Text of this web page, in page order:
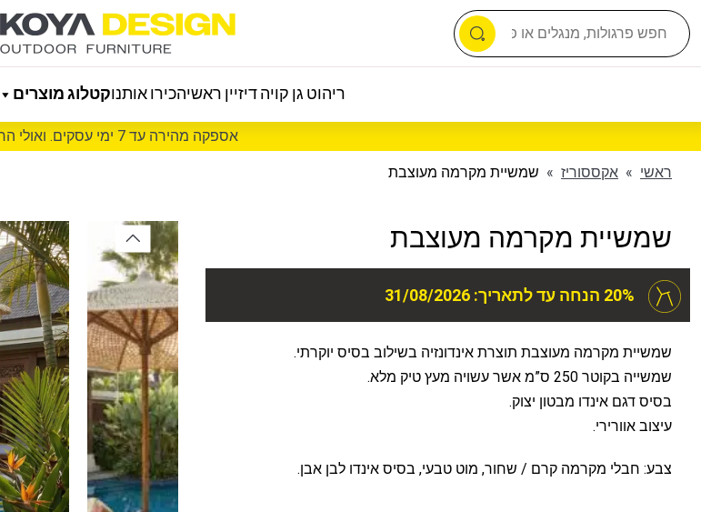
ריהוט גן קויה דיזיין ראשיהכירו אותנוקטלוג מוצרים
אספקה מהירה עד 7 ימי עסקים. ואולי הרבה לפני...
ראשי » אקססוריז » שמשיית מקרמה מעוצבת
שמשיית מקרמה מעוצבת
20% הנחה עד לתאריך: 31/08/2026
שמשיית מקרמה מעוצבת תוצרת אינדונזיה בשילוב בסיס יוקרתי.
שמשייה בקוטר 250 ס”מ אשר עשויה מעץ טיק מלא.
בסיס דגם אינדו מבטון יצוק.
עיצוב אוורירי.
צבע: חבלי מקרמה קרם / שחור, מוט טבעי, בסיס אינדו לבן אבן.